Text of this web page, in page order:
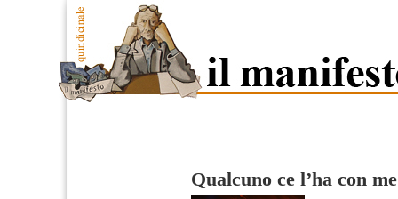
Qualcuno ce l’ha con me